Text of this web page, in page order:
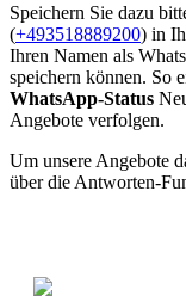
Speichern Sie dazu
(+493518889200) in
Ihren Namen als
speichern können. So
WhatsApp-Status
Angebote verfolgen.
Um unsere Angebote
über die Antworten-